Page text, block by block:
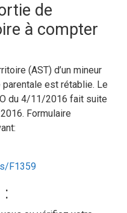
de
à compter
(AST) d’un mineur
parentale est rétablie. Le
du 4/11/2016 fait suite
Formulaire
F1359
: